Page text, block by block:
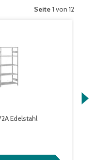
Seite 1 von 12
Edelstahl